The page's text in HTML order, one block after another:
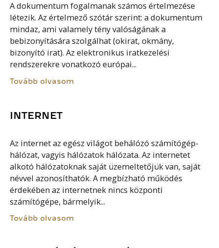
A dokumentum fogalmanak számos értelmezése
létezik. Az értelmező szótár szerint: a dokumentum
mindaz, ami valamely tény valóságának a
bebizonyítására szolgálhat (okirat, okmány,
bizonyító irat). Az elektronikus iratkezelési
rendszerekre vonatkozó európai...
Tovább olvasom
INTERNET
Az internet az egész világot behálózó számítógép-
hálózat, vagyis hálózatok hálózata. Az internetet
alkotó hálózatoknak saját üzemeltetőjük van, saját
névvel azonosíthatók. A megbízható működés
érdekében az internetnek nincs központi
számítógépe, bármelyik...
Tovább olvasom